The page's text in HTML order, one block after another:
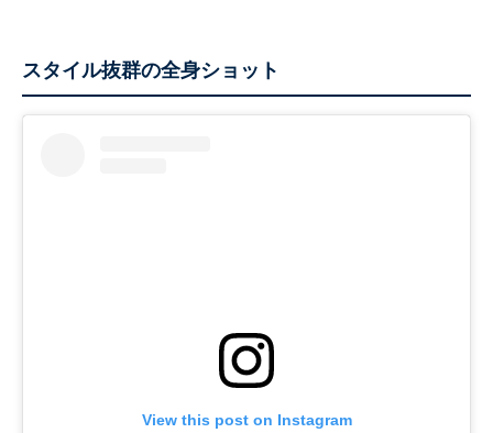
スタイル抜群の全身ショット
View this post on Instagram